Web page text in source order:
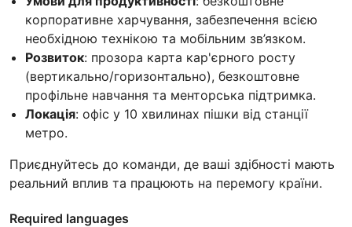
корпоративне харчування, забезпечення всією
необхідною технікою та мобільним зв’язком.
Розвиток: прозора карта кар'єрного росту
(вертикально/горизонтально), безкоштовне
профільне навчання та менторська підтримка.
Локація: офіс у 10 хвилинах пішки від станції
метро.
Приєднуйтесь до команди, де ваші здібності мають
реальний вплив та працюють на перемогу країни.
Required languages